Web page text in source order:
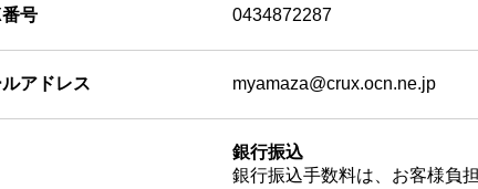
号 0434872287
ルアドレス myamaza@crux.ocn.ne.jp
銀行振込
銀行振込手数料は、お客様負